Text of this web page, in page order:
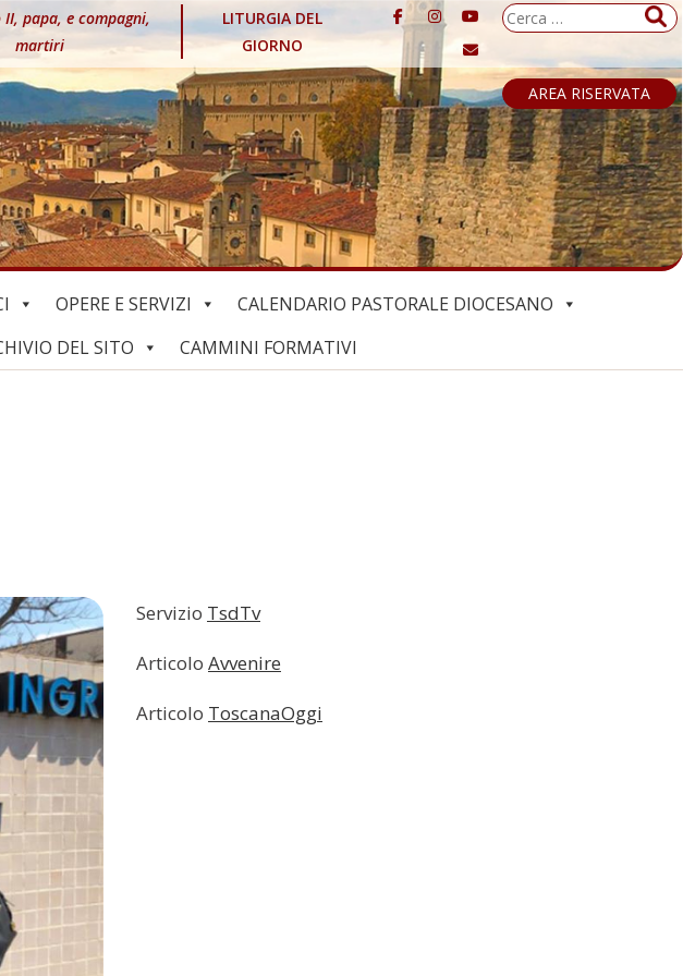
II, papa, e compagni,
martiri
LITURGIA DEL
GIORNO
Ricerca
AREA RISERVATA
OPERE E SERVIZI
CALENDARIO PASTORALE DIOCESANO
DEL SITO CAMMINI FORMATIVI
Servizio TsdTv
Articolo Avvenire
Articolo ToscanaOggi